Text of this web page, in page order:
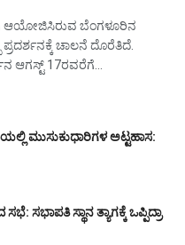
ಆಯೋಜಿಸಿರುವ ಬೆಂಗಳೂರಿನ
ಚಾಲನೆ ದೊರೆತಿದೆ.
ಆಗಸ್ಟ್ 17ರವರೆಗೆ...
ಮುಸುಕುಧಾರಿಗಳ ಅಟ್ಟಹಾಸ:
ಸಭಾಪತಿ ಸ್ಥಾನ ತ್ಯಾಗಕ್ಕೆ ಒಪ್ಪಿದ್ರಾ